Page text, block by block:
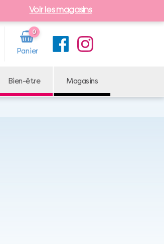
Voir les magasins
0
Arti
cle
Bien-être Magasins